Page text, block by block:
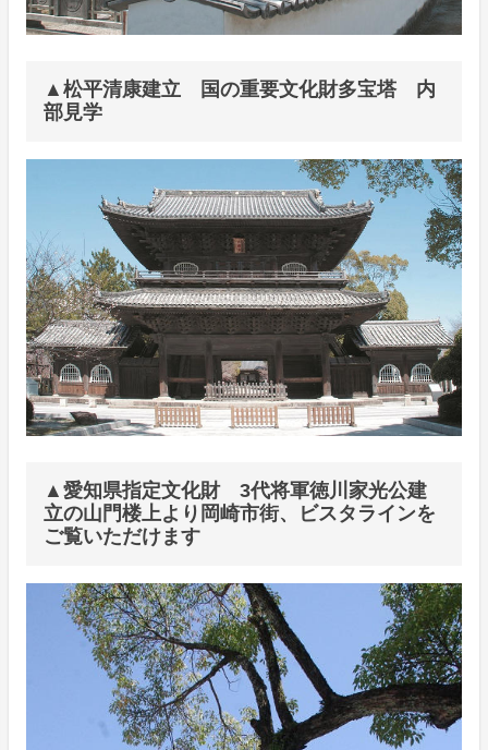
▲松平清康建立 国の重要文化財多宝塔 内
部見学
▲愛知県指定文化財 3代将軍徳川家光公建
立の山門楼上より岡崎市街、ビスタラインを
ご覧いただけます